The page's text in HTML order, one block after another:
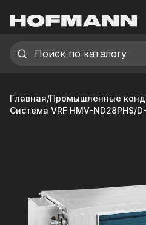
Главная/Промышленные
Система VRF HMV-ND28PHS/